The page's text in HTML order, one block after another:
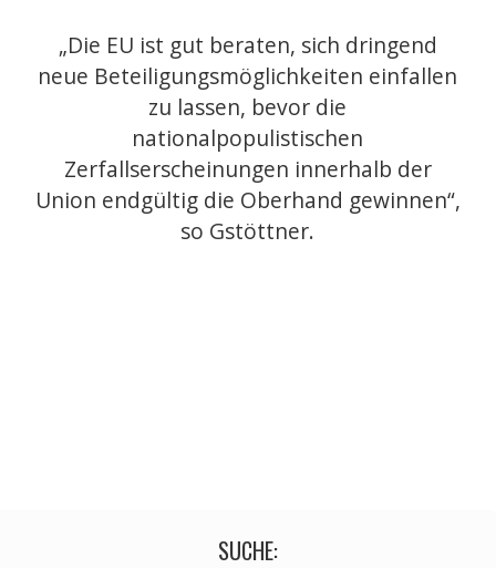
„Die EU ist gut beraten, sich dringend
neue Beteiligungsmöglichkeiten einfallen
zu lassen, bevor die
nationalpopulistischen
Zerfallserscheinungen innerhalb der
Union endgültig die Oberhand gewinnen“,
so Gstöttner.
SUCHE: